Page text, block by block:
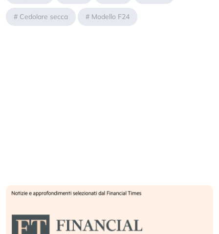
# Cedolare secca # Modello F24